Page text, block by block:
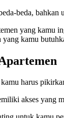
beda,
yang kamu
yang kamu
harus
akses yang